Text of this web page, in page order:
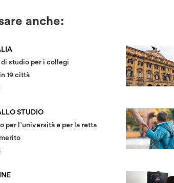
anche:
di studio per i collegi
19 città
STUDIO
per l’università e per la retta